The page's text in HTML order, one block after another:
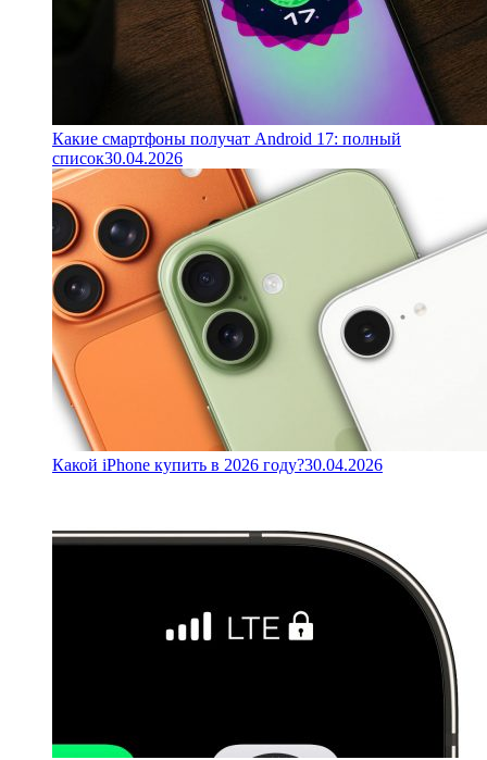
Какие смартфоны получат Android 17: полный
список30.04.2026
Какой iPhone купить в 2026 году?30.04.2026